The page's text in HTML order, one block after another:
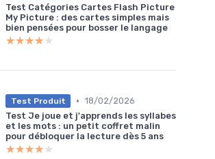
Test Catégories Cartes Flash Picture
My Picture : des cartes simples mais
bien pensées pour bosser le langage
★★★★★
★★★★★
Test Produit • 18/02/2026
Test Je joue et j'apprends les syllabes
et les mots : un petit coffret malin
pour débloquer la lecture dès 5 ans
★★★★★
★★★★★